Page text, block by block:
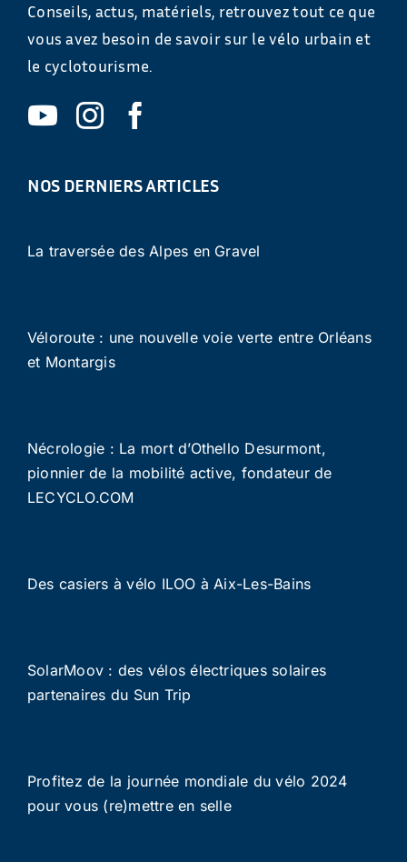
Conseils, actus, matériels, retrouvez tout ce que
vous avez besoin de savoir sur le vélo urbain et
le cyclotourisme.
NOS DERNIERS ARTICLES
La traversée des Alpes en Gravel
Véloroute : une nouvelle voie verte entre Orléans
et Montargis
Nécrologie : La mort d’Othello Desurmont,
pionnier de la mobilité active, fondateur de
LECYCLO.COM
Des casiers à vélo ILOO à Aix-Les-Bains
SolarMoov : des vélos électriques solaires
partenaires du Sun Trip
Profitez de la journée mondiale du vélo 2024
pour vous (re)mettre en selle